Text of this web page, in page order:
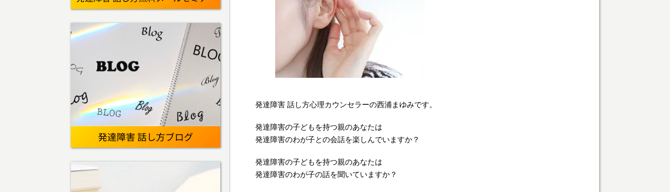
発達障害 話し方心理カウンセラーの西浦まゆみです。
発達障害の子どもを持つ親のあなたは
発達障害のわが子との会話を楽しんでいますか？
発達障害の子どもを持つ親のあなたは
発達障害のわが子の話を聞いていますか？